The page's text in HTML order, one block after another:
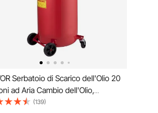
Serbatoio di Scarico dell'Olio 20
ad Aria Cambio dell'Olio,
del Trasferimento del
(139)